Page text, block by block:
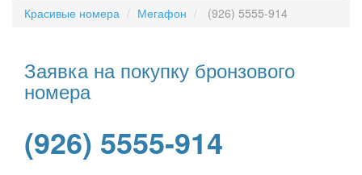
Красивые номера Мегафон (926) 5555-914
Заявка на покупку бронзового
номера
(926) 5555-914